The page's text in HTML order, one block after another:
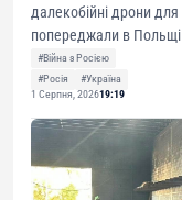
далекобійні дрони
попереджали в
#Війна з Росією
#Росія
#Україна
1 Серпня, 202619:19